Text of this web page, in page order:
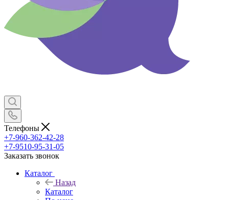
Телефоны
+7-960-362-42-28
+7-9510-95-31-05
Заказать звонок
Каталог
Назад
Каталог